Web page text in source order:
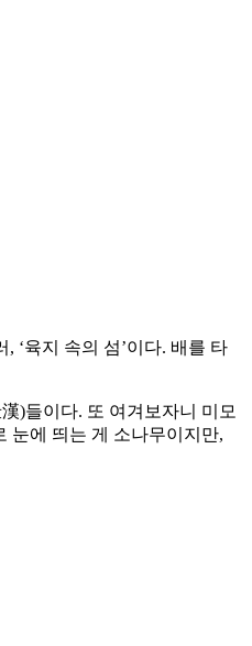
‘육지 속의 섬’이다. 배를 타
)들이다. 또 여겨보자니 미모
눈에 띄는 게 소나무이지만,